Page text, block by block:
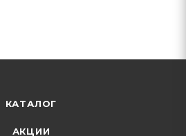
КАТАЛОГ
АКЦИИ